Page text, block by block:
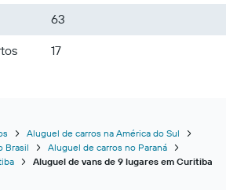
63
17
Aluguel de carros na América do Sul
Brasil
Aluguel de carros no Paraná
Aluguel de vans de 9 lugares em Curitiba